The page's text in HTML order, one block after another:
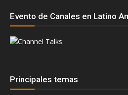
Evento de Canales en Latino
Principales temas